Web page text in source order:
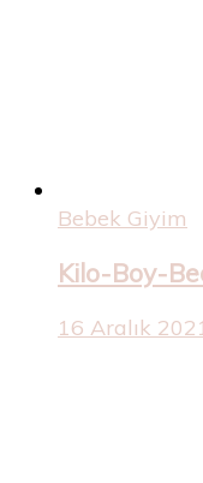
Bebek Giyim
Kilo-Boy-
16 Aralık